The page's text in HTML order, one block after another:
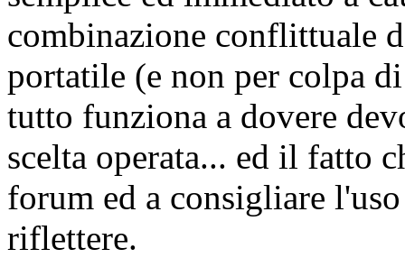
combinazione conflittuale
portatile (e non per colpa
tutto funziona a dovere
scelta operata... ed il fatto
forum ed a consigliare
riflettere.